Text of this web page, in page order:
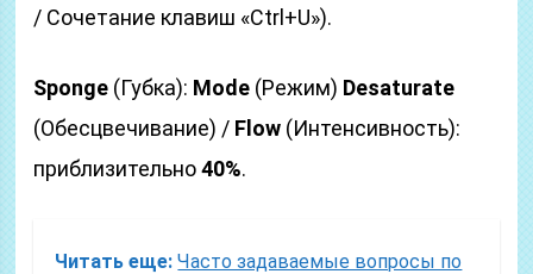
/ Сочетание клавиш «Ctrl+U»).
Sponge (Губка): Mode (Режим) Desaturate
(Обесцвечивание) / Flow (Интенсивность):
приблизительно40%.
Читать еще: Часто задаваемые вопросы по